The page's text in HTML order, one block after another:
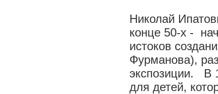
Николай
конце 50-х -
истоков
Фурманова),
экспозиции. В
для детей,